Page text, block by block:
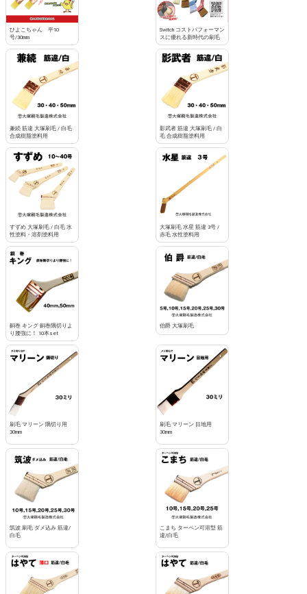
ひよこちゃん 平10
号/30mm
Switch コストパフォーマン
スに優れる新時代の刷毛
兼続 筋違 大塚刷毛 / 白毛
合成樹脂塗料用
影武者 筋違 大塚刷毛 / 白
毛 合成樹脂塗料用
すずめ 大塚刷毛 / 白毛 水
性塗料・溶剤塗料用
大塚刷毛 水星 筋違 3号 /
赤毛 水性塗料用
銅巻 キング 銅巻隅切りよ
り腰強に！ 10本set
伯爵 大塚刷毛
刷毛 マリーン 隅切り用
30mm
刷毛 マリーン 目地用
30mm
筑波 刷毛 ダメ込み 筋違/
白毛
こまち ターペン可溶型 筋
違/白毛